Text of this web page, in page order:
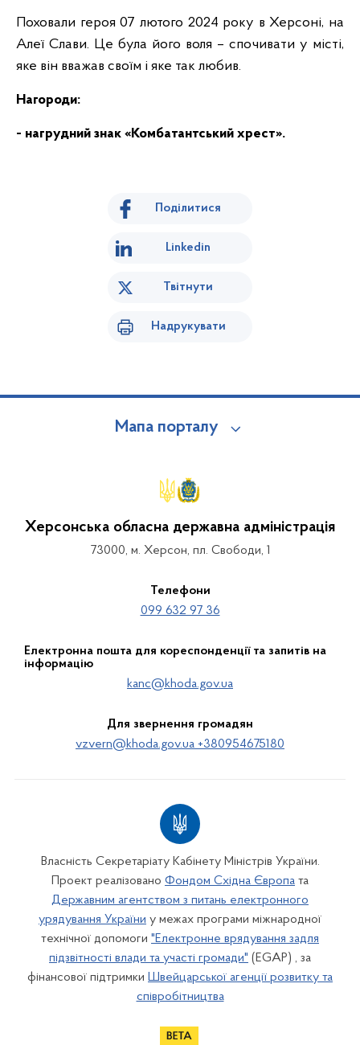
Поховали героя 07 лютого 2024 року в Херсоні, на
Алеї Слави. Це була його воля – спочивати у місті,
яке він вважав своїм і яке так любив.
Нагороди:
- нагрудний знак «Комбатантський хрест».
Поділитися
Linkedin
Твітнути
Надрукувати
Мапа порталу
Херсонська обласна державна адміністрація
73000, м. Херсон, пл. Свободи, 1
Телефони
099 632 97 36
Електронна пошта для кореспонденції та запитів на
інформацію
kanc@khoda.gov.ua
Для звернення громадян
vzvern@khoda.gov.ua +380954675180
Власність Секретаріату Кабінету Міністрів України.
Проект реалізовано Фондом Східна Європа та
Державним агентством з питань електронного
урядування України у межах програми міжнародної
технічної допомоги "Електронне врядування задля
підзвітності влади та участі громади" (EGAP) , за
фінансової підтримки Швейцарської агенції розвитку та
співробітництва